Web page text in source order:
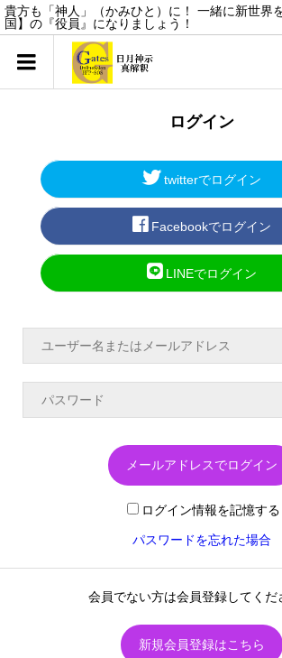
貴方も「神人」（かみひと）に！ 一緒に新世界
国】の『役員』になりましょう！
ログイン
twitterでログイン
Facebookでログイン
LINEでログイン
メールアドレスでログイン
ログイン情報を記憶する
パスワードを忘れた場合
会員でない方は会員登録してくだ
新規会員登録はこちら